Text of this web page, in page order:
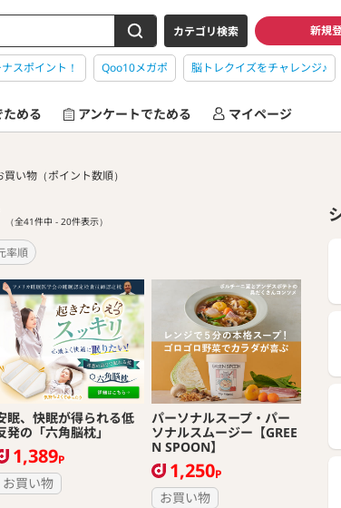
カテゴリ検索 新規
スポイント！ Qoo10メガポ 脳トレクイズをチャレンジ♪
める アンケートでためる マイページ
買い物（ポイント数順）
（全41件中 - 20件表示）
率順
眠、快眠が得られる低
発の「六角脳枕」
1,389P
お買い物
パーソナルスープ・パー
ソナルスムージー【GREE
N SPOON】
1,250P
お買い物